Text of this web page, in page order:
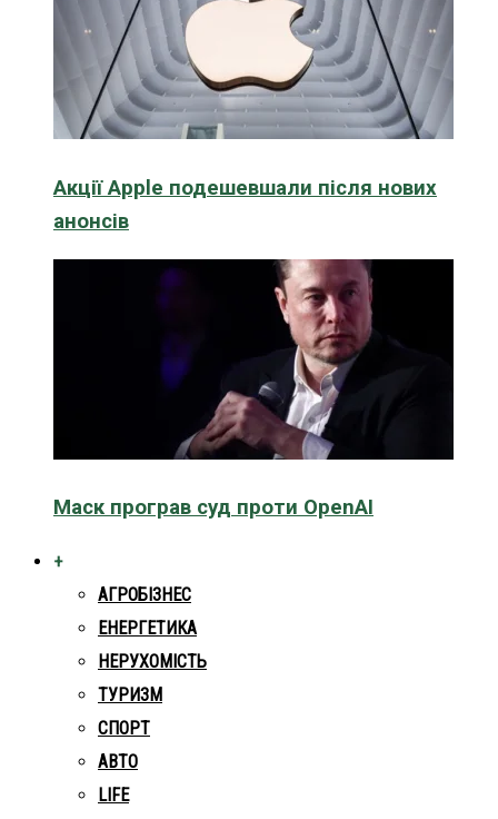
Акції Apple подешевшали після нових
анонсів
Маск програв суд проти OpenAI
+
АГРОБІЗНЕС
ЕНЕРГЕТИКА
НЕРУХОМІСТЬ
ТУРИЗМ
СПОРТ
АВТО
LIFE